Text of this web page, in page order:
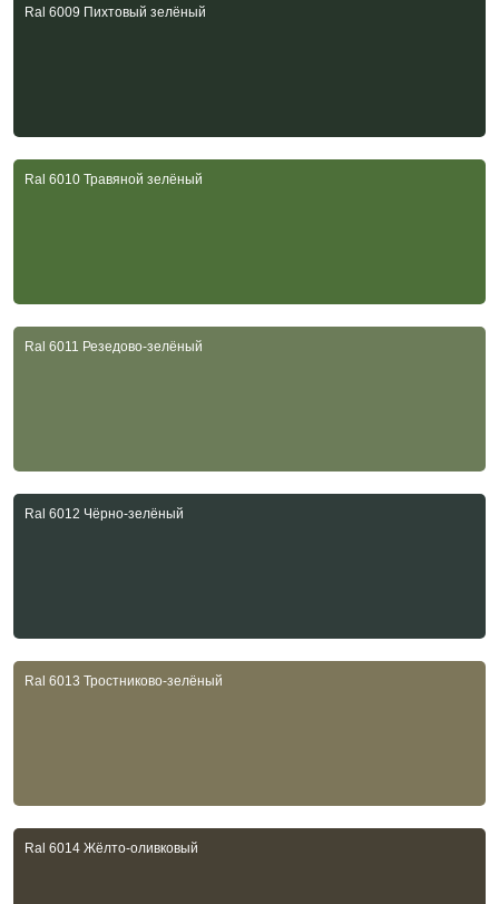
Ral 6009 Пихтовый зелёный
Ral 6010 Травяной зелёный
Ral 6011 Резедово-зелёный
Ral 6012 Чёрно-зелёный
Ral 6013 Тростниково-зелёный
Ral 6014 Жёлто-оливковый